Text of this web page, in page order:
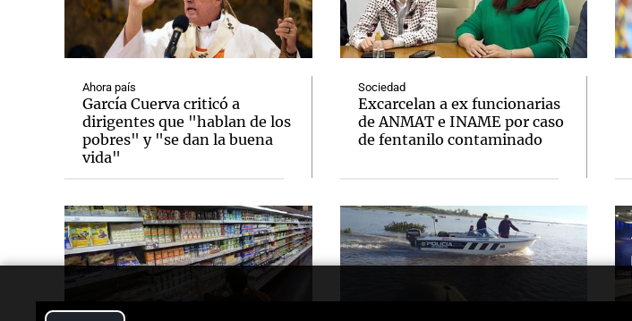
Ahora país
García Cuerva criticó a
dirigentes que "hablan de los
pobres" y "se dan la buena
vida"
Sociedad
Excarcelan a ex funcionarias
de ANMAT e INAME por caso
de fentanilo contaminado